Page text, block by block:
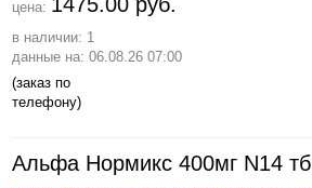
цена:
в наличии: 1
данные на: 06.08.26 07:00
(заказ по
телефону)
Альфа Нормикс 400мг N14 тб